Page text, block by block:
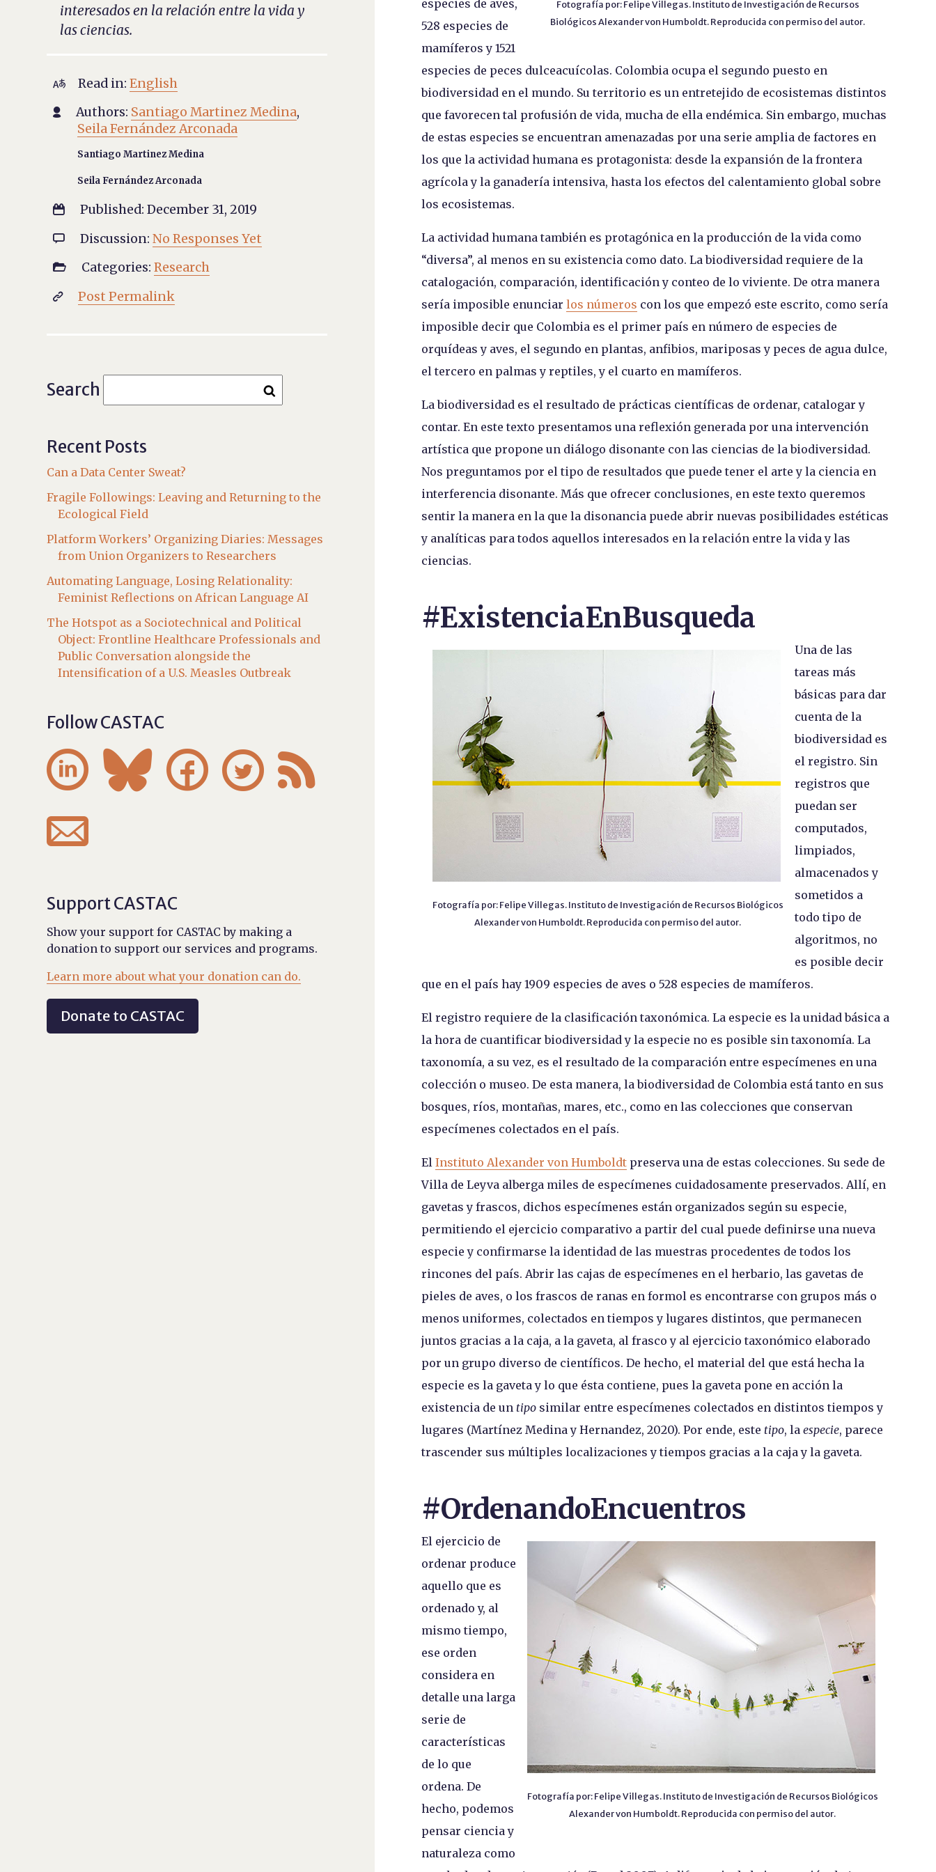
Fotografía por: Felipe Villegas. Instituto de Investigación de Recursos
Biológicos Alexander von Humboldt. Reproducida con permiso del autor.
especies de aves,
528 especies de
mamíferos y 1521
especies de peces dulceacuícolas. Colombia ocupa el segundo puesto en
biodiversidad en el mundo. Su territorio es un entretejido de ecosistemas distintos
que favorecen tal profusión de vida, mucha de ella endémica. Sin embargo, muchas
de estas especies se encuentran amenazadas por una serie amplia de factores en
los que la actividad humana es protagonista: desde la expansión de la frontera
agrícola y la ganadería intensiva, hasta los efectos del calentamiento global sobre
los ecosistemas.
La actividad humana también es protagónica en la producción de la vida como
“diversa”, al menos en su existencia como dato. La biodiversidad requiere de la
catalogación, comparación, identificación y conteo de lo viviente. De otra manera
sería imposible enunciar los números con los que empezó este escrito, como sería
imposible decir que Colombia es el primer país en número de especies de
orquídeas y aves, el segundo en plantas, anfibios, mariposas y peces de agua dulce,
el tercero en palmas y reptiles, y el cuarto en mamíferos.
La biodiversidad es el resultado de prácticas científicas de ordenar, catalogar y
contar. En este texto presentamos una reflexión generada por una intervención
artística que propone un diálogo disonante con las ciencias de la biodiversidad.
Nos preguntamos por el tipo de resultados que puede tener el arte y la ciencia en
interferencia disonante. Más que ofrecer conclusiones, en este texto queremos
sentir la manera en la que la disonancia puede abrir nuevas posibilidades estéticas
y analíticas para todos aquellos interesados en la relación entre la vida y las
ciencias.
#ExistenciaEnBusqueda
Fotografía por: Felipe Villegas. Instituto de Investigación de Recursos Biológicos
Alexander von Humboldt. Reproducida con permiso del autor.
Una de las
tareas más
básicas para dar
cuenta de la
biodiversidad es
el registro. Sin
registros que
puedan ser
computados,
limpiados,
almacenados y
sometidos a
todo tipo de
algoritmos, no
es posible decir
que en el país hay 1909 especies de aves o 528 especies de mamíferos.
El registro requiere de la clasificación taxonómica. La especie es la unidad básica a
la hora de cuantificar biodiversidad y la especie no es posible sin taxonomía. La
taxonomía, a su vez, es el resultado de la comparación entre especímenes en una
colección o museo. De esta manera, la biodiversidad de Colombia está tanto en sus
bosques, ríos, montañas, mares, etc., como en las colecciones que conservan
especímenes colectados en el país.
El Instituto Alexander von Humboldtpreserva una de estas colecciones. Su sede de
Villa de Leyva alberga miles de especímenes cuidadosamente preservados. Allí, en
gavetas y frascos, dichos especímenes están organizados según su especie,
permitiendo el ejercicio comparativo a partir del cual puede definirse una nueva
especie y confirmarse la identidad de las muestras procedentes de todos los
rincones del país. Abrir las cajas de especímenes en el herbario, las gavetas de
pieles de aves, o los frascos de ranas en formol es encontrarse con grupos más o
menos uniformes, colectados en tiempos y lugares distintos, que permanecen
juntos gracias a la caja, a la gaveta, al frasco y al ejercicio taxonómico elaborado
por un grupo diverso de científicos. De hecho, el material del que está hecha la
especie es la gaveta y lo que ésta contiene, pues la gaveta pone en acción la
existencia de un tiposimilar entre especímenes colectados en distintos tiempos y
lugares (Martínez Medina y Hernandez, 2020). Por ende, este tipo, la especie, parece
trascender sus múltiples localizaciones y tiempos gracias a la caja y la gaveta.
#OrdenandoEncuentros
Fotografía por: Felipe Villegas. Instituto de Investigación de Recursos Biológicos
Alexander von Humboldt. Reproducida con permiso del autor.
El ejercicio de
ordenar produce
aquello que es
ordenado y, al
mismo tiempo,
ese orden
considera en
detalle una larga
serie de
características
de lo que
ordena. De
hecho, podemos
pensar ciencia y
naturaleza como
interesados en la relación entre la vida y
las ciencias.
 Read in: English
 Authors: Santiago Martinez Medina,
Seila Fernández Arconada
Santiago Martinez Medina
Seila Fernández Arconada
 Published: December 31, 2019
 Discussion: No Responses Yet
 Categories: Research
 Post Permalink
Search
Recent Posts
Can a Data Center Sweat?
Fragile Followings: Leaving and Returning to the
Ecological Field
Platform Workers’ Organizing Diaries: Messages
from Union Organizers to Researchers
Automating Language, Losing Relationality:
Feminist Reflections on African Language AI
The Hotspot as a Sociotechnical and Political
Object: Frontline Healthcare Professionals and
Public Conversation alongside the
Intensification of a U.S. Measles Outbreak
Follow CASTAC
    

Support CASTAC
Show your support for CASTAC by making a
donation to support our services and programs.
Learn more about what your donation can do.
Donate to CASTAC